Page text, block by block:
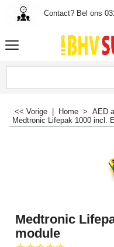
Contact? Bel ons
<< Vorige Home > AED
Medtronic Lifepak 1000 incl.
Medtronic
module